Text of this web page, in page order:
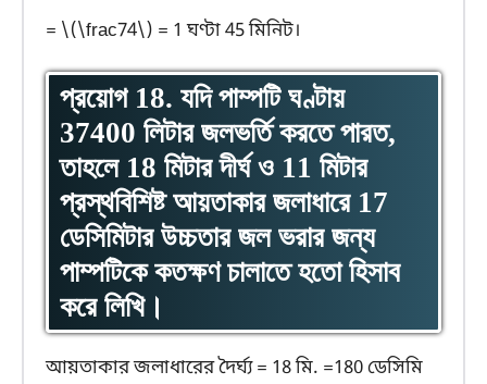
= \(\frac74\) = 1 ঘণ্টা 45 মিনিট।
প্রয়োগ 18. যদি পাম্পটি ঘণ্টায়
37400 লিটার জলভর্তি করতে পারত,
তাহলে 18 মিটার দীর্ঘ ও 11 মিটার
প্রস্থবিশিষ্ট আয়তাকার জলাধারে 17
ডেসিমিটার উচ্চতার জল ভরার জন্য
পাম্পটিকে কতক্ষণ চালাতে হতো হিসাব
করে লিখি।
আয়তাকার জলাধারের দৈর্ঘ্য = 18 মি. =180 ডেসিমি